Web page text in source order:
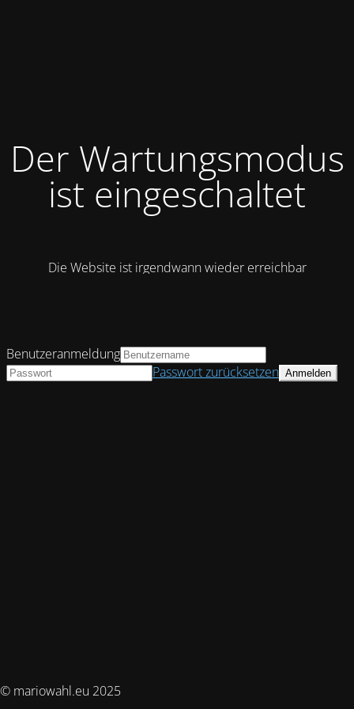
Der Wartungsmodus
ist eingeschaltet
Die Website ist irgendwann wieder erreichbar
© mariowahl.eu 2025
Benutzeranmeldung
Passwort zurücksetzen